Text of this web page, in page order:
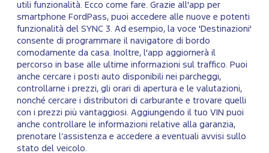
utili funzionalità. Ecco come fare. Grazie all'app per
smartphone FordPass, puoi accedere alle nuove e potenti
funzionalità del SYNC 3. Ad esempio, la voce 'Destinazioni'
consente di programmare il navigatore di bordo
comodamente da casa. Inoltre, l'app aggiornerà il
percorso in base alle ultime informazioni sul traffico. Puoi
anche cercare i posti auto disponibili nei parcheggi,
controllarne i prezzi, gli orari di apertura e le valutazioni,
nonché cercare i distributori di carburante e trovare quelli
con i prezzi più vantaggiosi. Aggiungendo il tuo VIN puoi
anche controllare le informazioni relative alla garanzia,
prenotare l’assistenza e accedere a eventuali avvisi sullo
stato del veicolo.